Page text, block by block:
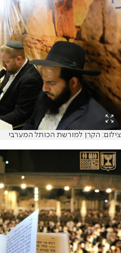
צילום: הקרן למורשת הכותל המערבי